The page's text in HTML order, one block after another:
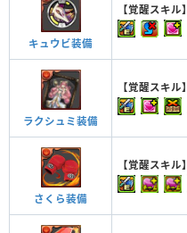
キュウビ装備
【覚醒スキル】
ラクシュミ装備
【覚醒スキル】
さくら装備
【覚醒スキル】